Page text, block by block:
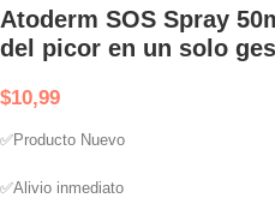
Atoderm SOS Spray
del picor en un solo
$10,99
✅Producto Nuevo
✅Alivio inmediato